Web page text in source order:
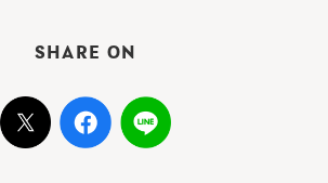
SHARE ON